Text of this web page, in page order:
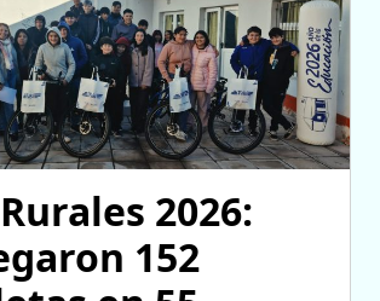
2026:
152